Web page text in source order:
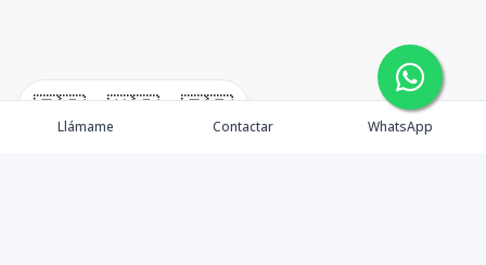
🇪🇸 🇺🇸 🇫🇷
Llámame Contactar WhatsApp